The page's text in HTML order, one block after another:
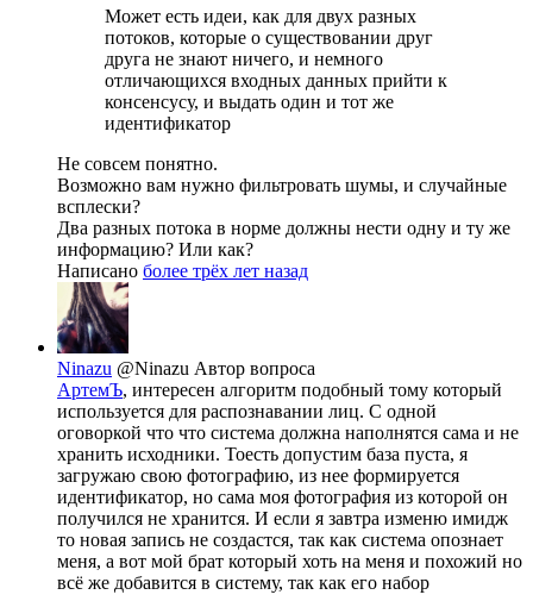
Может есть идеи, как для двух разных
потоков, которые о существовании друг
друга не знают ничего, и немного
отличающихся входных данных прийти к
консенсусу, и выдать один и тот же
идентификатор
Не совсем понятно.
Возможно вам нужно фильтровать шумы, и случайные
всплески?
Два разных потока в норме должны нести одну и ту же
информацию? Или как?
Написано более трёх лет назад
Ninazu @Ninazu Автор вопроса
АртемЪ, интересен алгоритм подобный тому который
используется для распознавании лиц. С одной
оговоркой что что система должна наполнятся сама и не
хранить исходники. Тоесть допустим база пуста, я
загружаю свою фотографию, из нее формируется
идентификатор, но сама моя фотография из которой он
получился не хранится. И если я завтра изменю имидж
то новая запись не создастся, так как система опознает
меня, а вот мой брат который хоть на меня и похожий но
всё же добавится в систему, так как его набор